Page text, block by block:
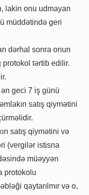
lakin onu udmayan
müddətində geri
dərhal sonra onun
protokol tərtib edilir.
geci 7 iş günü
satış qiymətini
satış qiymətini və
(vergilər istisna
müəyyən
protokolu
qaytarılmır və o,